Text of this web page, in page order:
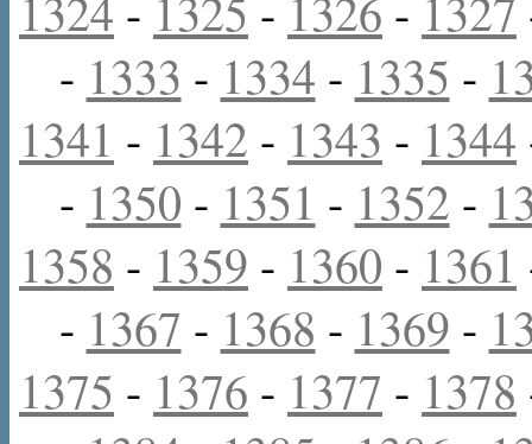
- 1333 - 1334 - 1335 -
1341 - 1342 - 1343 - 1344
- 1350 - 1351 - 1352 -
1358 - 1359 - 1360 - 1361
- 1367 - 1368 - 1369 -
1375 - 1376 - 1377 - 1378